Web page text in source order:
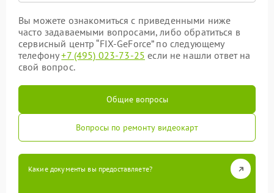
Вы можете ознакомиться с приведенными ниже
часто задаваемыми вопросами, либо обратиться в
сервисный центр “FIX-GeForce” по следующему
телефону+7 (495) 023-73-25 если не нашли ответ на
свой вопрос.
Общие вопросы
Вопросы по ремонту видеокарт
Какие документы вы предоставляете?